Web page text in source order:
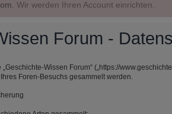
. Wir werden Ihren Account einrichten.
Forum -
Wissen Forum“ („https://
Foren-Besuchs gesammelt werden.